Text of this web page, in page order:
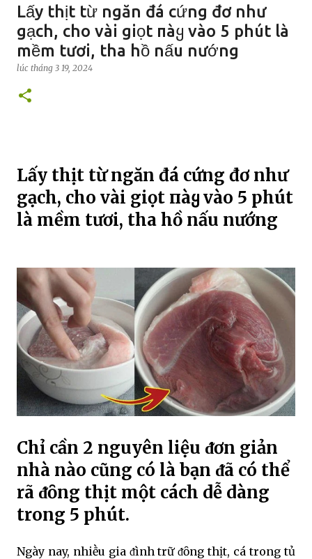
Lấy thịt từ ngăn đá cứng đơ như
gạch, cho vài giọt пàყ vào 5 phút là
mềm tươi, tha hồ nấu nướng
lúc tháng 3 19, 2024
Lấy thịt từ ngăn đá cứng đơ như
gạch, cho vài giọt пàყ vào 5 phút
là mềm tươi, tha hồ nấu nướng
Chỉ cần 2 nguyên liệu ᵭơn giản
nhà nào cũng có là bạn ᵭã có thể
rã ᵭȏng thịt một cách dễ dàng
trong 5 phút.
Ngày nay, nhiḕu gia ᵭình trữ ᵭȏng thịt, cá trong tủ